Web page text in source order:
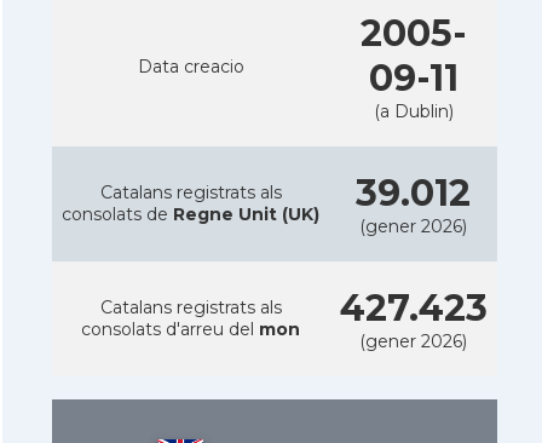
Data creacio
2005-
09-11
(a Dublin)
Catalans registrats als
consolats de Regne Unit (UK) 39.012
(gener 2026)
Catalans registrats als
consolats d'arreu del mon 427.423
(gener 2026)